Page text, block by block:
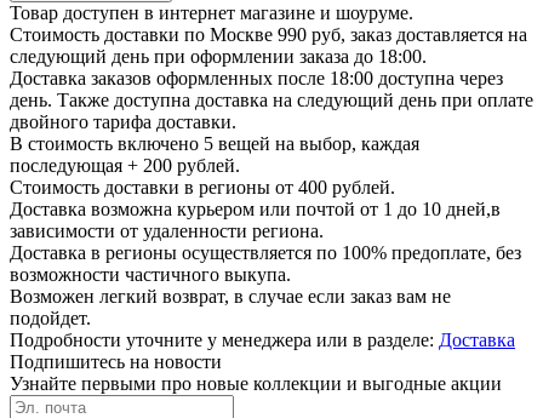
Товар доступен в интернет магазине и шоуруме.
Стоимость доставки по Москве 990 руб, заказ доставляется на
следующий день при оформлении заказа до 18:00.
Доставка заказов оформленных после 18:00 доступна через
день. Также доступна доставка на следующий день при оплате
двойного тарифа доставки.
В стоимость включено 5 вещей на выбор, каждая
последующая + 200 рублей.
Стоимость доставки в регионы от 400 рублей.
Доставка возможна курьером или почтой от 1 до 10 дней,в
зависимости от удаленности региона.
Доставка в регионы осуществляется по 100% предоплате, без
возможности частичного выкупа.
Возможен легкий возврат, в случае если заказ вам не
подойдет.
Подробности уточните у менеджера или в разделе: Доставка
Подпишитесь на новости
Узнайте первыми про новые коллекции и выгодные акции